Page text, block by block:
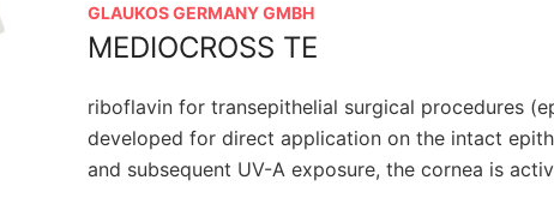
GLAUKOS GERMANY GMBH
MEDIOCROSS TE
riboflavin for transepithelial surgical procedures
developed for direct application on the intact
and subsequent UV-A exposure, the cornea is